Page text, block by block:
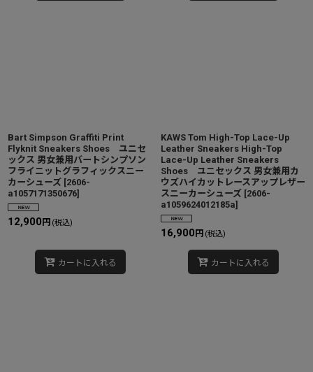
Bart Simpson Graffiti Print
Flyknit Sneakers Shoes ユニセ
ックス 男女兼用バートシンプソン
フライニットグラフィックスニー
カーシューズ [2606-
a1057171350676]
12,900 円 (税込)
カートに入れる
KAWS Tom High-Top Lace-Up
Leather Sneakers High-Top
Lace-Up Leather Sneakers
Shoes ユニセックス 男女兼用カ
ウズハイカットレースアップレザー
スニーカーシューズ [2606-
a1059624012185a]
16,900 円 (税込)
カートに入れる